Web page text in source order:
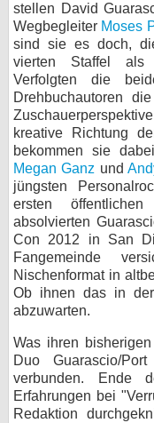
stellen David
Wegbegleiter Moses
sind sie es doch,
vierten Staffel als
Verfolgten die
Drehbuchautoren
kreative Richtung
bekommen sie
Megan Ganz und
jüngsten
ersten
absolvierten
Con 2012 in San
Fangemeinde
Nischenformat in
Ob ihnen das in
abzuwarten.
Was ihren
Duo Guarascio/
verbunden. Ende
Erfahrungen bei
Redaktion